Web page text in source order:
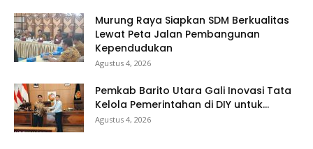
Murung Raya Siapkan SDM Berkualitas
Lewat Peta Jalan Pembangunan
Kependudukan
Agustus 4, 2026
Pemkab Barito Utara Gali Inovasi Tata
Kelola Pemerintahan di DIY untuk...
Agustus 4, 2026